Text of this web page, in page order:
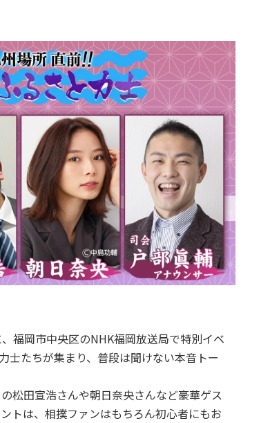
福岡市中央区のNHK福岡放送局で特別イベ
士たちが集まり、普段は聞けない本音トー
松田宣浩さんや朝日奈央さんなど豪華ゲス
トは、相撲ファンはもちろん初心者にもお